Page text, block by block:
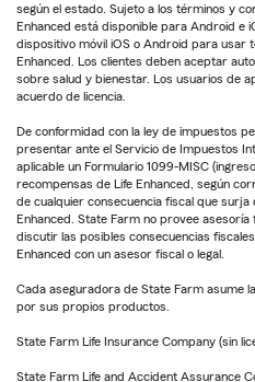
según el estado. Sujeto a los términos y
Enhanced está disponible para Android e
dispositivo móvil iOS o Android para usar
Enhanced. Los clientes deben aceptar
sobre salud y bienestar. Los usuarios de
acuerdo de licencia.
De conformidad con la ley de impuestos
presentar ante el Servicio de Impuestos
aplicable un Formulario 1099-MISC
recompensas de Life Enhanced, según
de cualquier consecuencia fiscal que
Enhanced. State Farm no provee asesoría
discutir las posibles consecuencias
Enhanced con un asesor fiscal o legal.
Cada aseguradora de State Farm asume
por sus propios productos.
State Farm Life Insurance Company (sin
State Farm Life and Accident Assurance